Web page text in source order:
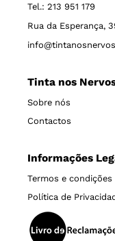
Tel.: 213 951 179
Rua da Esperança,
Tinta nos
Sobre nós
Contactos
Informações
Termos e condições
Política de